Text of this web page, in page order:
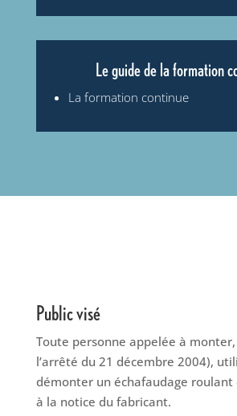
Le guide de la formation
La formation continue
Public visé
Toute personne appelée à
l’arrêté du 21 décembre 2004),
démonter un échafaudage
à la notice du fabricant.